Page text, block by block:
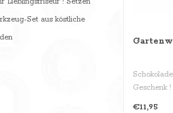
Set aus köstliche
Geschenk
€11,95